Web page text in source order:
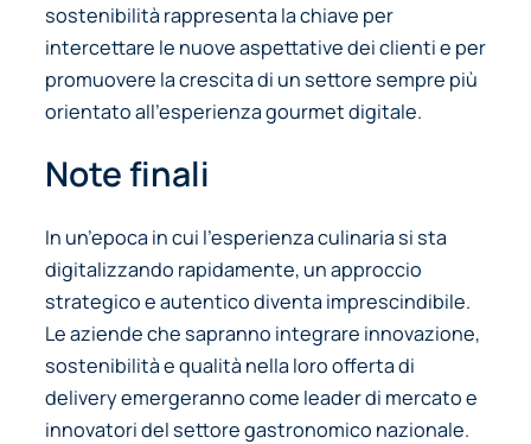
sostenibilità rappresenta la chiave per
intercettare le nuove aspettative dei clienti e per
promuovere la crescita di un settore sempre più
orientato all’esperienza gourmet digitale.
Note finali
In un’epoca in cui l’esperienza culinaria si sta
digitalizzando rapidamente, un approccio
strategico e autentico diventa imprescindibile.
Le aziende che sapranno integrare innovazione,
sostenibilità e qualità nella loro offerta di
delivery emergeranno come leader di mercato e
innovatori del settore gastronomico nazionale.